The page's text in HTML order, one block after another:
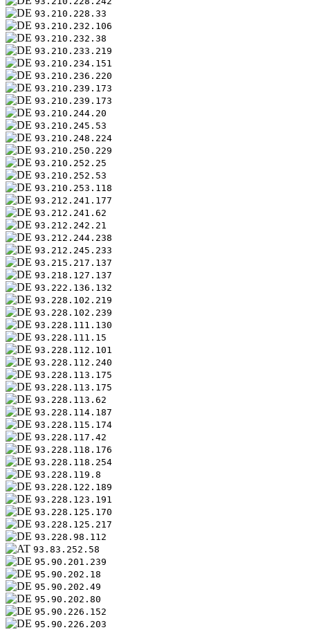
93.210.228.33
93.210.232.106
93.210.232.38
93.210.233.219
93.210.234.151
93.210.236.220
93.210.239.173
93.210.239.173
93.210.244.20
93.210.245.53
93.210.248.224
93.210.250.229
93.210.252.25
93.210.252.53
93.210.253.118
93.212.241.177
93.212.241.62
93.212.242.21
93.212.244.238
93.212.245.233
93.215.217.137
93.218.127.137
93.222.136.132
93.228.102.219
93.228.102.239
93.228.111.130
93.228.111.15
93.228.112.101
93.228.112.240
93.228.113.175
93.228.113.175
93.228.113.62
93.228.114.187
93.228.115.174
93.228.117.42
93.228.118.176
93.228.118.254
93.228.119.8
93.228.122.189
93.228.123.191
93.228.125.170
93.228.125.217
93.228.98.112
93.83.252.58
95.90.201.239
95.90.202.18
95.90.202.49
95.90.202.80
95.90.226.152
95.90.226.203